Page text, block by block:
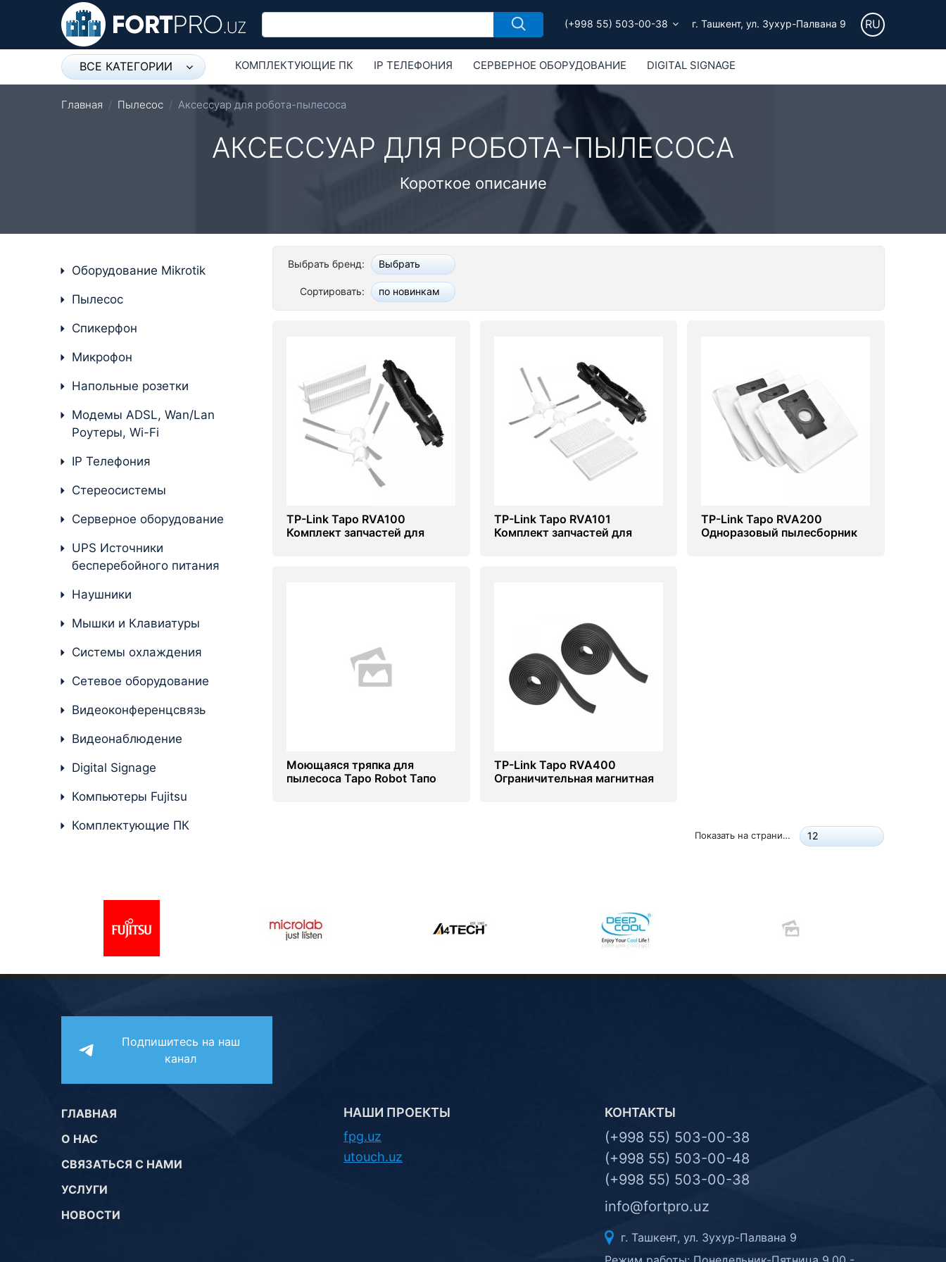
(+998 55) 503-00-38 г. Ташкент, ул. Зухур-Палвана 9 RU
ВСЕ КАТЕГОРИИ
бесперебойного питания
Мышки и Клавиатуры
Digital Signage
Видеонаблюдение
Компьютеры Fujitsu
Комплектующие ПК
КОМПЛЕКТУЮЩИЕ ПК IP ТЕЛЕФОНИЯ СЕРВЕРНОЕ ОБОРУДОВАНИЕ DIGITAL SIGNAGE
СЕТЕВОЕ ОБОРУДОВАНИЕ
Главная Пылесос Аксессуар для робота-пылесоса
АКСЕССУАР ДЛЯ РОБОТА-ПЫЛЕСОСА
Короткое описание
Выбрать бренд: Выбрать
Сортировать: по новинкам
TP-Link Tapo RVA100
Комплект запчастей для
TP-Link Tapo RVA101
Комплект запчастей для
TP-Link Tapo RVA200
Одноразовый пылесборник
Моющаяся тряпка для
пылесоса Tapo Robot Тапо
TP-Link Tapo RVA400
Ограничительная магнитная
Показать на странице: 12
Оборудование Mikrotik
Пылесос
Спикерфон
Микрофон
Напольные розетки
Модемы ADSL, Wan/Lan
Роутеры, Wi-Fi
IP Телефония
Стереосистемы
Серверное оборудование
UPS Источники
бесперебойного питания
Наушники
Мышки и Клавиатуры
Системы охлаждения
Сетевое оборудование
Видеоконференцсвязь
Видеонаблюдение
Digital Signage
Компьютеры Fujitsu
Комплектующие ПК
Подпишитесь на наш
канал
ГЛАВНАЯ
О НАС
СВЯЗАТЬСЯ С НАМИ
УСЛУГИ
НОВОСТИ
НАШИ ПРОЕКТЫ
fpg.uz
utouch.uz
КОНТАКТЫ
(+998 55) 503-00-38
(+998 55) 503-00-48
(+998 55) 503-00-38
info@fortpro.uz
г. Ташкент, ул. Зухур-Палвана 9